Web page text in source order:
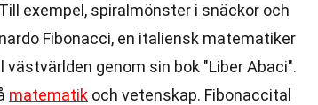
exempel, spiralmönster i snäckor och
Fibonacci, en italiensk matematiker
genom sin bok "Liber Abaci".
matematik och vetenskap. Fibonaccital